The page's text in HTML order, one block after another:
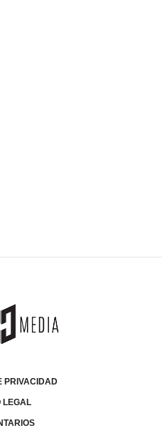
PRIVACIDAD
LEGAL